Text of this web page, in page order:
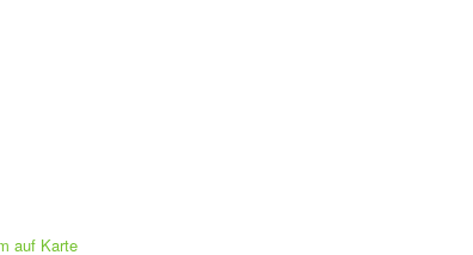
auf Karte